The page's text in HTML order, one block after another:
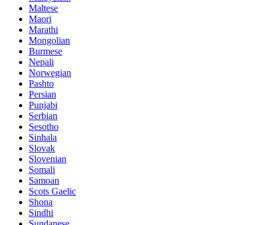
Maltese
Maori
Marathi
Mongolian
Burmese
Nepali
Norwegian
Pashto
Persian
Punjabi
Serbian
Sesotho
Sinhala
Slovak
Slovenian
Somali
Samoan
Scots Gaelic
Shona
Sindhi